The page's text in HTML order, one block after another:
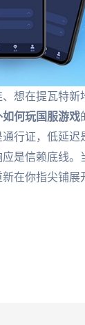
想在提瓦特新
如何玩国服游戏
行证，低延迟
是信赖底线。
在你指尖铺展